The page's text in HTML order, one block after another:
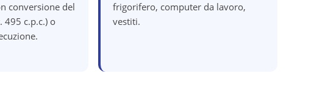
conversione del
495 c.p.c.) o
frigorifero, computer da lavoro,
vestiti.